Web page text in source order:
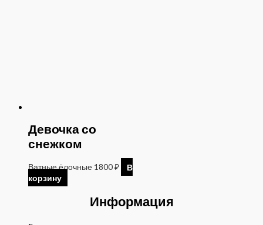
Девочка со
снежком
Ватные ёлочные 1800₽
В
корзину
Информация